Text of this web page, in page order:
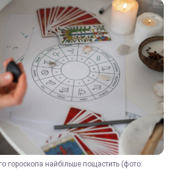
гороскопа найбільше пощастить (фото: